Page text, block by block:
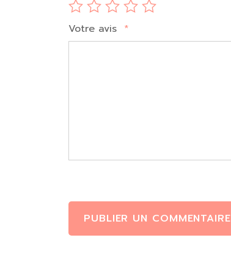
Votre avis *
PUBLIER UN COMMENTAIRE